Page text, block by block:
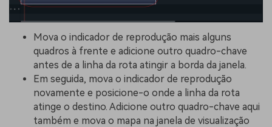
Mova o indicador de reprodução mais alguns
quadros à frente e adicione outro quadro-chave
antes de a linha da rota atingir a borda da janela.
Em seguida, mova o indicador de reprodução
novamente e posicione-o onde a linha da rota
atinge o destino. Adicione outro quadro-chave aqui
também e mova o mapa na janela de visualização